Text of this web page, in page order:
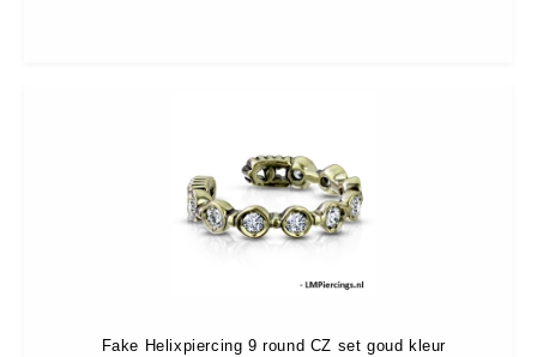
Fake Helixpiercing 9 round CZ set goud kleur